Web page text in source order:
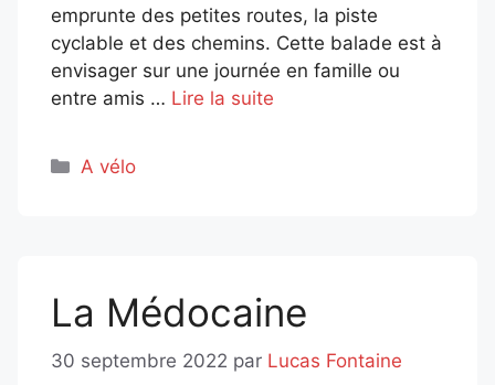
emprunte des petites routes, la piste
cyclable et des chemins. Cette balade est à
envisager sur une journée en famille ou
entre amis … Lire la suite
Catégories
A vélo
La Médocaine
30 septembre 2022 par Lucas Fontaine